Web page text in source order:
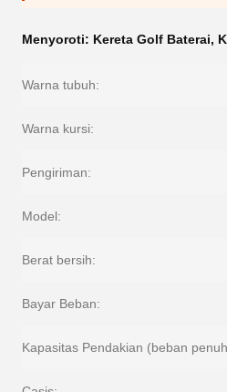
Menyoroti: Kereta Golf Baterai,
Warna tubuh:
Warna kursi:
Pengiriman:
Model:
Berat bersih:
Bayar Beban:
Kapasitas Pendakian (beban